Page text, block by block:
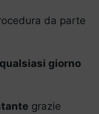
da parte
giorno
grazie